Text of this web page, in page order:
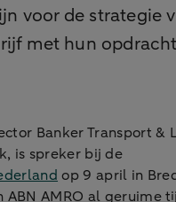
voor de strategie
met hun
Banker Transport &
is spreker bij de
op 9 april in
ABN AMRO al geruime